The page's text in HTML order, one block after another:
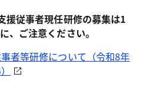
従事者現任研修の募集は1
、ご注意ください。
者等研修について（令和8年